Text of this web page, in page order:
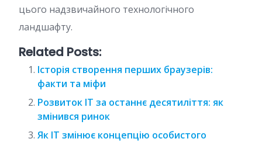
цього надзвичайного технологічного
ландшафту.
Related Posts:
Історія створення перших браузерів:
факти та міфи
Розвиток IT за останнє десятиліття: як
змінився ринок
Як IT змінює концепцію особистого